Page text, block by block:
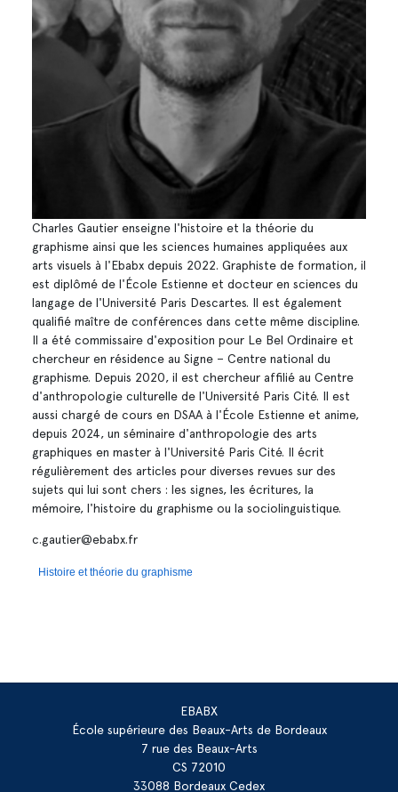
Charles Gautier enseigne l'histoire et la théorie du
graphisme ainsi que les sciences humaines appliquées aux
arts visuels à l'Ebabx depuis 2022. Graphiste de formation, il
est diplômé de l'École Estienne et docteur en sciences du
langage de l'Université Paris Descartes. Il est également
qualifié maître de conférences dans cette même discipline.
Il a été commissaire d'exposition pour Le Bel Ordinaire et
chercheur en résidence au Signe – Centre national du
graphisme. Depuis 2020, il est chercheur affilié au Centre
d'anthropologie culturelle de l'Université Paris Cité. Il est
aussi chargé de cours en DSAA à l'École Estienne et anime,
depuis 2024, un séminaire d'anthropologie des arts
graphiques en master à l'Université Paris Cité. Il écrit
régulièrement des articles pour diverses revues sur des
sujets qui lui sont chers : les signes, les écritures, la
mémoire, l'histoire du graphisme ou la sociolinguistique.
c.gautier@ebabx.fr
Histoire et théorie du graphisme
EBABX
École supérieure des Beaux-Arts de Bordeaux
7 rue des Beaux-Arts
CS 72010
33088 Bordeaux Cedex